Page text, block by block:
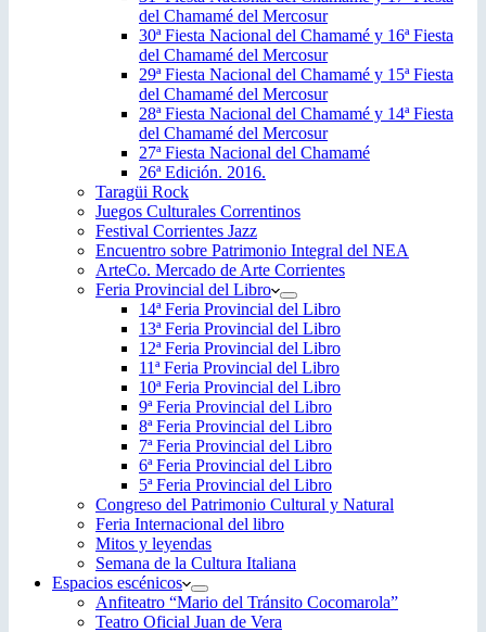
del Chamamé del Mercosur
30ª Fiesta Nacional del Chamamé y 16ª Fiesta
del Chamamé del Mercosur
29ª Fiesta Nacional del Chamamé y 15ª Fiesta
del Chamamé del Mercosur
28ª Fiesta Nacional del Chamamé y 14ª Fiesta
del Chamamé del Mercosur
27ª Fiesta Nacional del Chamamé
26ª Edición. 2016.
Taragüi Rock
Juegos Culturales Correntinos
Festival Corrientes Jazz
Encuentro sobre Patrimonio Integral del NEA
ArteCo. Mercado de Arte Corrientes
Feria Provincial del Libro
14ª Feria Provincial del Libro
13ª Feria Provincial del Libro
12ª Feria Provincial del Libro
11ª Feria Provincial del Libro
10ª Feria Provincial del Libro
9ª Feria Provincial del Libro
8ª Feria Provincial del Libro
7ª Feria Provincial del Libro
6ª Feria Provincial del Libro
5ª Feria Provincial del Libro
Congreso del Patrimonio Cultural y Natural
Feria Internacional del libro
Mitos y leyendas
Semana de la Cultura Italiana
Espacios escénicos
Anfiteatro “Mario del Tránsito Cocomarola”
Teatro Oficial Juan de Vera